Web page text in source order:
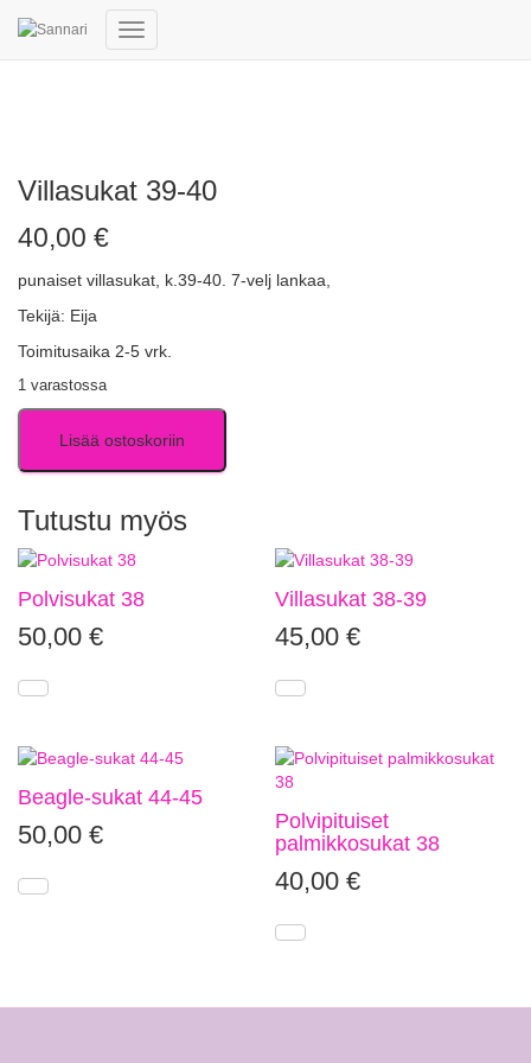
Navigointi
Villasukat 39-40
40,00 €
punaiset villasukat, k.39-40. 7-velj lankaa,
Tekijä: Eija
Toimitusaika 2-5 vrk.
1 varastossa
Lisää ostoskoriin
Tutustu myös
Polvisukat 38
50,00 €
Villasukat 38-39
45,00€
Beagle-sukat 44-45
50,00 €
Polvipituiset
palmikkosukat 38
40,00€